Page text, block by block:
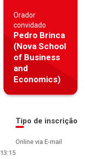
Orador
convidado
Pedro Brinca
(Nova School
of Business
and
Economics)
13:15
Tipo de inscrição
Online via E-mail